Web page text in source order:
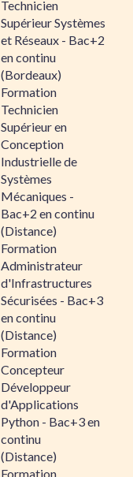
Technicien
Supérieur Systèmes
et Réseaux - Bac+2
en continu
(Bordeaux)
Formation
Technicien
Supérieur en
Conception
Industrielle de
Systèmes
Mécaniques -
Bac+2 en continu
(Distance)
Formation
Administrateur
d'Infrastructures
Sécurisées - Bac+3
en continu
(Distance)
Formation
Concepteur
Développeur
d'Applications
Python - Bac+3 en
continu
(Distance)
Formation